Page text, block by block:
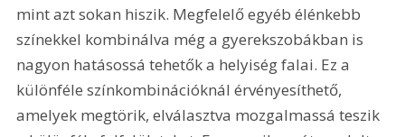
mint azt sokan hiszik. Megfelelő egyéb élénkebb
színekkel kombinálva még a gyerekszobákban is
nagyon hatásossá tehetők a helyiség falai. Ez a
különféle színkombinációknál érvényesíthető,
amelyek megtörik, elválasztva mozgalmassá teszik